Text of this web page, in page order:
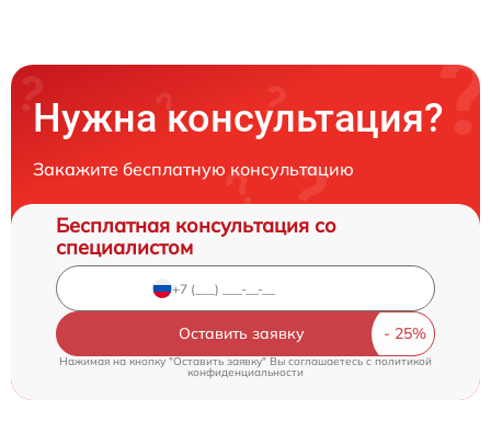
Нужна консультация?
Закажите бесплатную консультацию
Бесплатная консультация со
специалистом
Оставить заявку
Нажимая на кнопку "Оставить заявку" Вы соглашаетесь c политикой
конфиденциальности